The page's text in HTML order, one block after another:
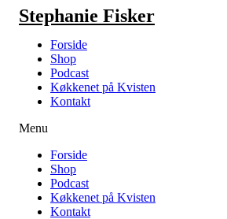
Videre
indhold
Stephanie Fisker
Forside
Shop
Podcast
Køkkenet på Kvisten
Kontakt
Menu
Forside
Shop
Podcast
Køkkenet på Kvisten
Kontakt